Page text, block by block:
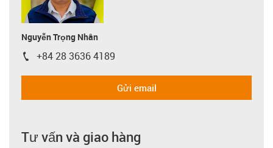
Nguyễn Trọng Nhân
igus-icon-phone
+84 28 3636 4189
Gửi email
Tư vấn và giao hàng